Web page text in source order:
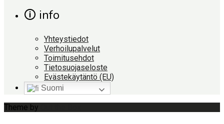
🛈 info
Yhteystiedot
Verhoilupalvelut
Toimitusehdot
Tietosuojaseloste
Evästekäytäntö (EU)
Suomi
Theme by